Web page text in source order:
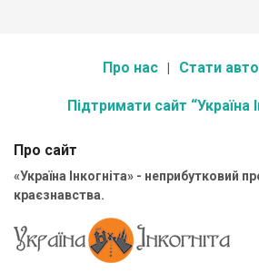
Про нас Стати
Підтримати сайт “Україна
Про сайт
«Україна Інкогніта» - неприбутковий
краєзнавства.